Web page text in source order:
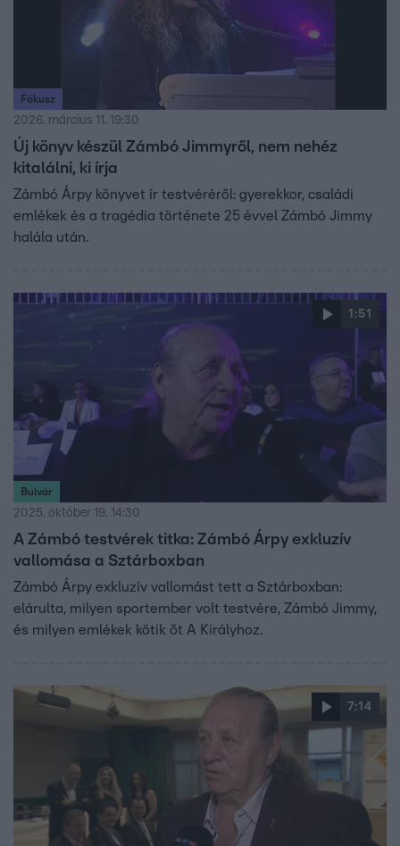
Fókusz
2026. március 11. 19:30
Új könyv készül Zámbó Jimmyről, nem nehéz
kitalálni, ki írja
Zámbó Árpy könyvet ír testvéréről: gyerekkor, családi
emlékek és a tragédia története 25 évvel Zámbó Jimmy
halála után.
1:51
Bulvár
2025. október 19. 14:30
A Zámbó testvérek titka: Zámbó Árpy exkluzív
vallomása a Sztárboxban
Zámbó Árpy exkluzív vallomást tett a Sztárboxban:
elárulta, milyen sportember volt testvére, Zámbó Jimmy,
és milyen emlékek kötik őt A Királyhoz.
7:14